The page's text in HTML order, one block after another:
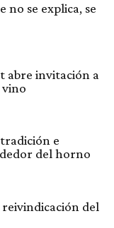
no se explica, se
abre invitación a
vino
e
del horno
del